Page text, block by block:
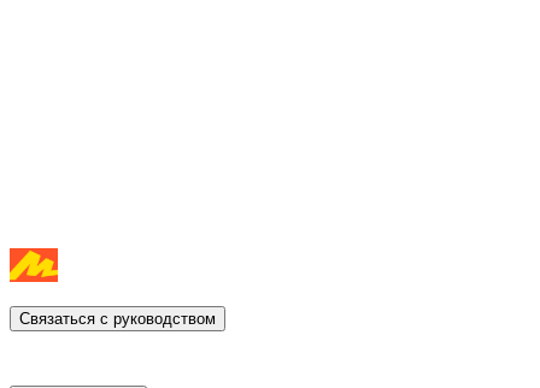
Связаться с руководством